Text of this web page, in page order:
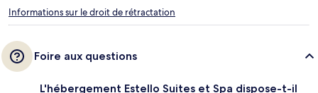
Informations sur le droit de rétractation
Foire aux questions
L'hébergement Estello Suites et Spa dispose-t-il